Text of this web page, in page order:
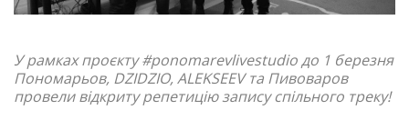
У рамках проєкту#ponomarevlivestudioдо 1 березня
Пономарьов, DZIDZIO, ALEKSEEV та Пивоваров
провели відкриту репетицію запису спільного треку!